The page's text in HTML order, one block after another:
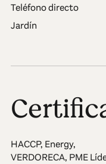
Teléfono directo
Jardín
HACCP, Energy,
VERDORECA, PME